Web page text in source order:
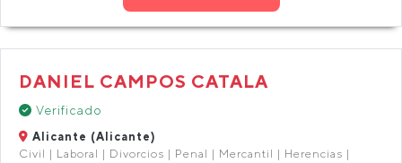
DANIEL CAMPOS CATALA
Verificado
Alicante (Alicante)
Civil | Laboral | Divorcios | Penal | Mercantil | Herencias |